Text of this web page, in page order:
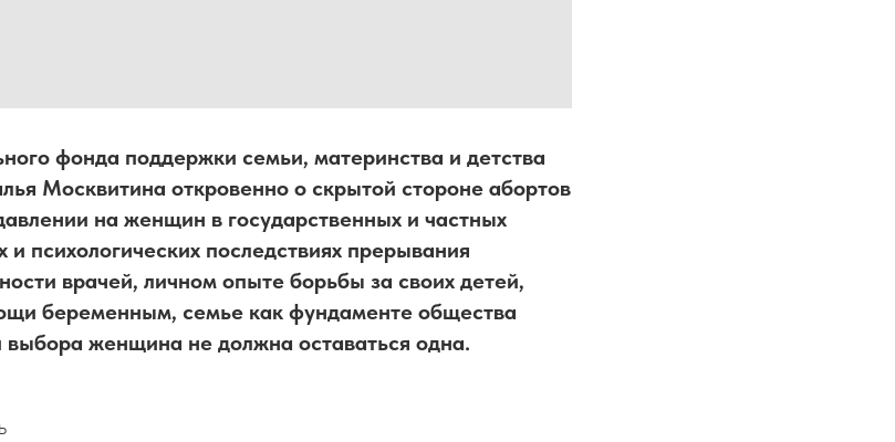
фонда поддержки семьи, материнства и детства
Москвитина откровенно о скрытой стороне абортов
на женщин в государственных и частных
и психологических последствиях прерывания
врачей, личном опыте борьбы за своих детей,
беременным, семье как фундаменте общества
выбора женщина не должна оставаться одна.